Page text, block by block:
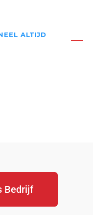
ALTIJD
Bedrijf